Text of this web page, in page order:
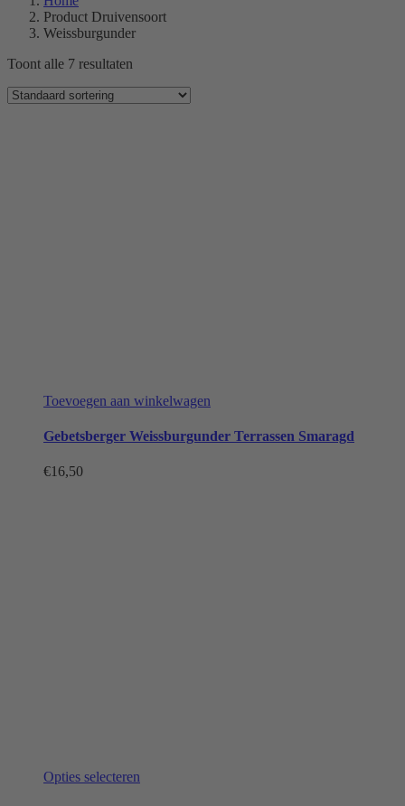
Product Druivensoort
Weissburgunder
Toont alle 7 resultaten
Toevoegen aan winkelwagen
Gebetsberger Weissburgunder Terrassen Smaragd
€16,50
Opties selecteren